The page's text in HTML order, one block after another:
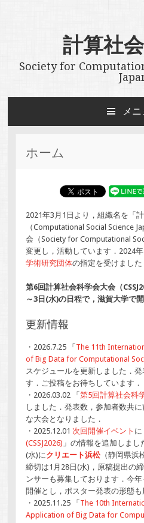
計算社
Society for
メ
ホーム
2021年3月1日より，組織名を「
（Computational Social Science
会（Society for Computational
変更し，活動しています．2024年
学術研究団体の指定を受けました
第6回計算社会科学会大会（
～3日(水)の日程で，滋賀大学で
更新情報
・2026.7.25 「The 11th
of Big Data for Computational
スケジュールを更新しました．
す．ご投稿をお待ちしています．
・2026.03.02 「第5回計算社会科
しました．発表数，参加者数共
な大会となりました．
・2025.12.01 次回開催イベント に
(CSSJ2026) 」の情報を追加しまし
(水)に クリエート浜松（静岡県浜
締切は1月28日(水)，原稿提出の
ンサーも募集しております．今
開催とし，ポスター発表の形態も
・2025.11.25 「The 10th
Application of Big Data for